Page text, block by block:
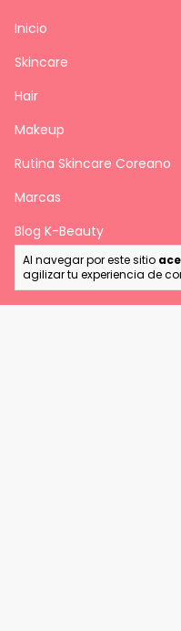
Al navegar por este sitio
agilizar tu experiencia de
Inicio
Skincare
Hair
Makeup
Rutina Skincare Coreano
Marcas
Blog K-Beauty
Selección Global